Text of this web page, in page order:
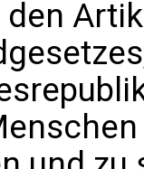
den